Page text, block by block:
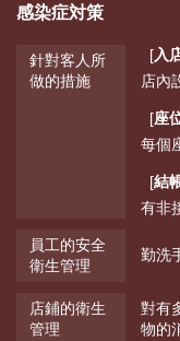
感染症対策
針對客人所
做的措施
[入
店內
[座
每個
[結
有非
員工的安全
衛生管理
勤洗
店鋪的衛生
管理
對有
物的